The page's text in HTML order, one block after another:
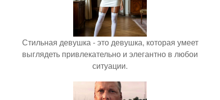
Стильная девушка - это девушка, которая умеет
выглядеть привлекательно и элегантно в любои
ситуации.